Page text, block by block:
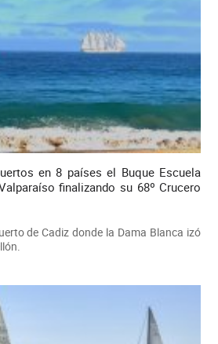
en 8 países el Buque Escuela
finalizando su 68º Crucero
de Cadiz donde la Dama Blanca izó